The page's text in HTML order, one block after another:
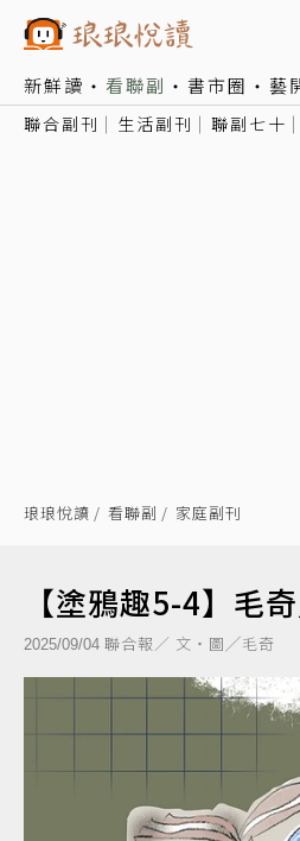
新鮮讀 看聯副 書市圈 藝
聯合副刊 生活副刊 聯副七十
琅琅悅讀 看聯副 家庭副刊
【塗鴉趣5-4】毛
2025/09/04 聯合報／ 文‧圖╱毛奇